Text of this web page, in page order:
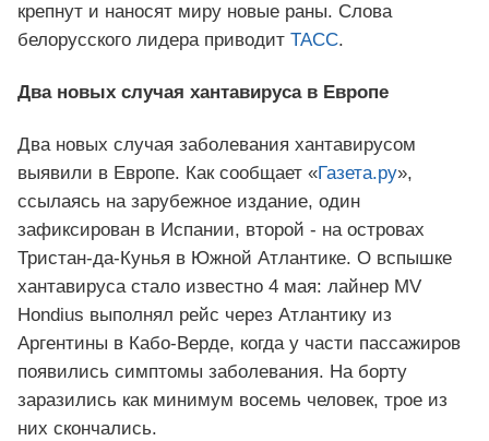
крепнут и наносят миру новые раны. Слова
белорусского лидера приводит ТАСС.
Два новых случая хантавируса в Европе
Два новых случая заболевания хантавирусом
выявили в Европе. Как сообщает «Газета.ру»,
ссылаясь на зарубежное издание, один
зафиксирован в Испании, второй - на островах
Тристан-да-Кунья в Южной Атлантике. О вспышке
хантавируса стало известно 4 мая: лайнер MV
Hondius выполнял рейс через Атлантику из
Аргентины в Кабо-Верде, когда у части пассажиров
появились симптомы заболевания. На борту
заразились как минимум восемь человек, трое из
них скончались.